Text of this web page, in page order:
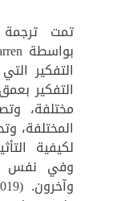
تمت ترجمة
التفكير
التفكير
مختلفة،
المختلفة،
لكيفية
وفي نفس